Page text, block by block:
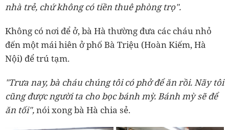
nhà trẻ, chứ không có tiền thuê phòng trọ".
Không có nơi để ở, bà Hà thường đưa các cháu nhỏ
đến một mái hiên ở phố Bà Triệu (Hoàn Kiếm, Hà
Nội) để trú tạm.
"Trưa nay, bà cháu chúng tôi có phở để ăn rồi. Nãy tôi
cũng được người ta cho bọc bánh mỳ. Bánh mỳ sẽ để
ăn tối",nói xong bà Hà chia sẻ.